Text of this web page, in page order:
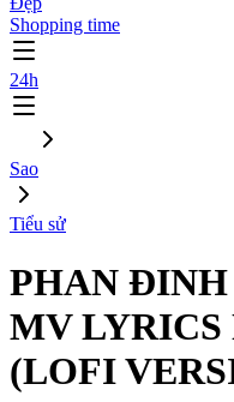
Shopping time
24h
Sao
Tiểu sử
PHAN
MV LYRICS
(LOFI